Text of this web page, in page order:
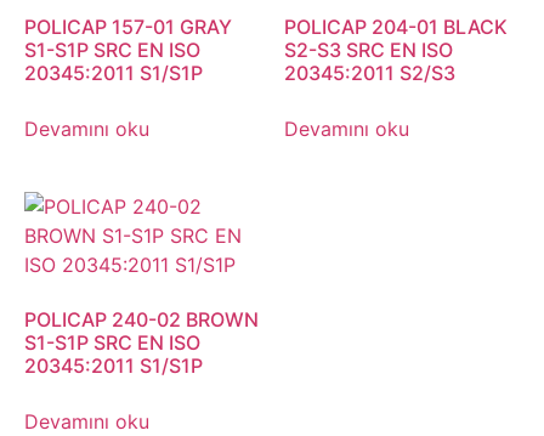
POLICAP 157-01 GRAY
S1-S1P SRC EN ISO
20345:2011 S1/S1P
Devamını oku
POLICAP 204-01 BLACK
S2-S3 SRC EN ISO
20345:2011 S2/S3
Devamını oku
POLICAP 240-02 BROWN
S1-S1P SRC EN ISO
20345:2011 S1/S1P
Devamını oku